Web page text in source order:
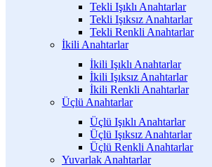
Tekli Işıklı Anahtarlar
Tekli Işıksız Anahtarlar
Tekli Renkli Anahtarlar
İkili Anahtarlar
İkili Işıklı Anahtarlar
İkili Işıksız Anahtarlar
İkili Renkli Anahtarlar
Üçlü Anahtarlar
Üçlü Işıklı Anahtarlar
Üçlü Işıksız Anahtarlar
Üçlü Renkli Anahtarlar
Yuvarlak Anahtarlar